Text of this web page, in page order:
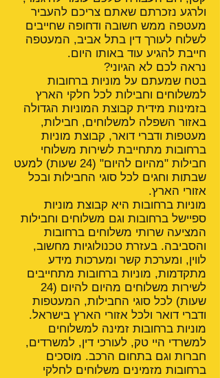
ולרגע נזכרתם שאתם צריכם להעביר
מעטפה ממש חשובה ודחופה שחייבים
לשלוח לעורך דין בתל אביב, המעטפה
חייבת להגיע עוד באותו היום.
נראה לכם לא הגיוני?
בטח שמעתם על מוניות ברחובות
למשלוחים וחבילות לכל חלקי הארץ
בזמינות מידית קבוצת המוניות הגדולה
באזור השפלה למשלוחים, חבילות,
מעטפות ודברי דואר, קבוצת מוניות
ברחובות מתחייבת לשירות משלוחי
חבילות "מהיום להיום" (24 שעות) למעט
שבתות וחגים לכל סוגי החבילות ובכל
אזורי הארץ.
מוניות ברחובות היא קבוצת מוניות
ספיישל ברחובות וגם משלוחים וחבילות
המציעה שרותי משלוחים ברחובות
והסביבה. בעזרת טכנולוגיות מחשוב,
לווין, ומערכת קשר ומערכות מידע
מתקדמות, מוניות ברחובות מתחייבים
לשירות משלוחים מהיום להיום (24
שעות) לכל סוגי החבילות, המעטפות
ודברי דואר ולכל אזורי הארץ בישראל.
מוניות ברחובות זמינה למשלוחים
למשרדי היי טק, לעורכי דין, למשרדים,
חברות וגם בתחום הרכב. מוסכים
ברחובות מזמינים משלוחים לחלקי